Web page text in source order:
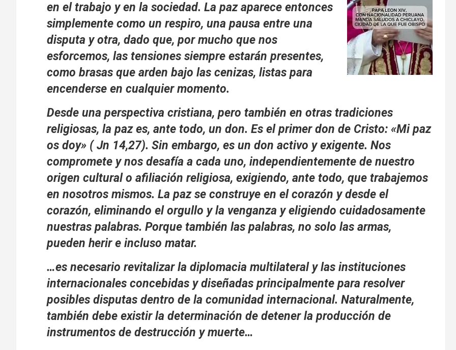
en el trabajo y en la sociedad. La paz aparece entonces
simplemente como un respiro, una pausa entre una
disputa y otra, dado que, por mucho que nos
esforcemos, las tensiones siempre estarán presentes,
como brasas que arden bajo las cenizas, listas para
encenderse en cualquier momento.
Desde una perspectiva cristiana, pero también en otras tradiciones
religiosas, la paz es, ante todo, un don. Es el primer don de Cristo: «Mi paz
os doy» ( Jn 14,27). Sin embargo, es un don activo y exigente. Nos
compromete y nos desafía a cada uno, independientemente de nuestro
origen cultural o afiliación religiosa, exigiendo, ante todo, que trabajemos
en nosotros mismos. La paz se construye en el corazón y desde el
corazón, eliminando el orgullo y la venganza y eligiendo cuidadosamente
nuestras palabras. Porque también las palabras, no solo las armas,
pueden herir e incluso matar.
…es necesario revitalizar la diplomacia multilateral y las instituciones
internacionales concebidas y diseñadas principalmente para resolver
posibles disputas dentro de la comunidad internacional. Naturalmente,
también debe existir la determinación de detener la producción de
instrumentos de destrucción y muerte…